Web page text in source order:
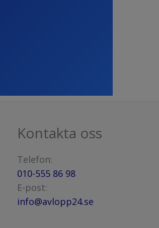
Kontakta oss
Telefon:
010-555 86 98
E-post:
info@avlopp24.se